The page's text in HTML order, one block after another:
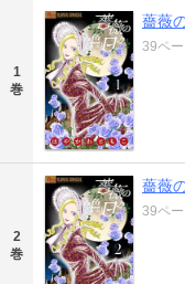
1
巻
薔薇
39ペ
2
巻
薔薇
39ペ